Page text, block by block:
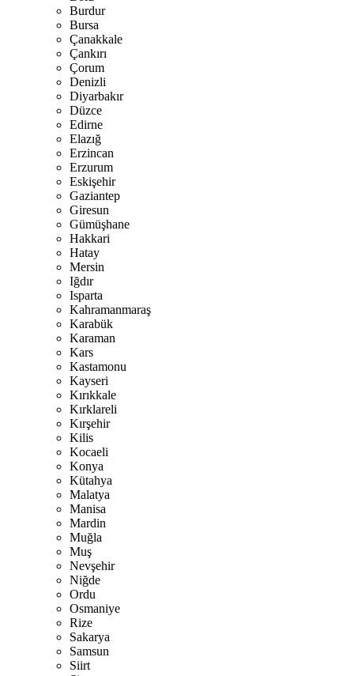
Burdur
Bursa
Çanakkale
Çankırı
Çorum
Denizli
Diyarbakır
Düzce
Edirne
Elazığ
Erzincan
Erzurum
Eskişehir
Gaziantep
Giresun
Gümüşhane
Hakkari
Hatay
Mersin
Iğdır
Isparta
Kahramanmaraş
Karabük
Karaman
Kars
Kastamonu
Kayseri
Kırıkkale
Kırklareli
Kırşehir
Kilis
Kocaeli
Konya
Kütahya
Malatya
Manisa
Mardin
Muğla
Muş
Nevşehir
Niğde
Ordu
Osmaniye
Rize
Sakarya
Samsun
Siirt